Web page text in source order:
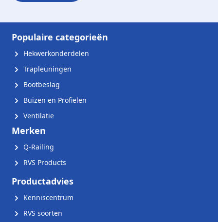
Populaire categorieën
Hekwerkonderdelen
Trapleuningen
Bootbeslag
Buizen en Profielen
Ventilatie
Merken
Q-Railing
RVS Products
Productadvies
Kenniscentrum
RVS soorten